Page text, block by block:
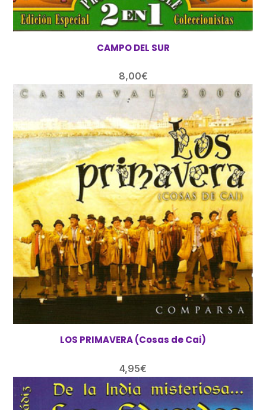
CAMPO DEL SUR
8,00€
LOS PRIMAVERA (Cosas de Cai)
4,95€